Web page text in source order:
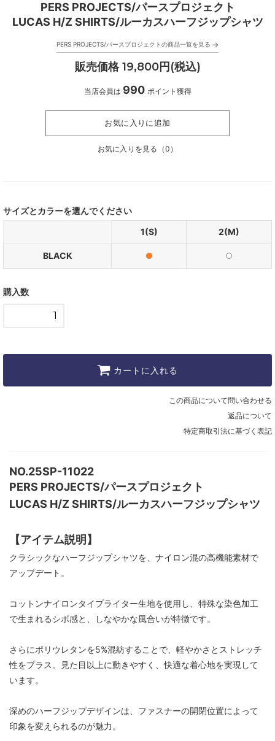
PERS PROJECTS/パースプロジェクト
LUCAS H/Z SHIRTS/ルーカスハーフジップシャツ
PERS PROJECTS/パースプロジェクトの商品一覧を見る →
販売価格 19,800円(税込)
当店会員は 990 ポイント獲得
お気に入りに追加
お気に入りを見る（0 ）
サイズとカラーを選んでください
1(S)
2(M)
BLACK
購入数
カートに入れる
この商品について問い合わせる
返品について
特定商取引法に基づく表記
NO.25SP-11022
PERS PROJECTS/パースプロジェクト
LUCAS H/Z SHIRTS/ルーカスハーフジップシャツ
【アイテム説明】
クラシックなハーフジップシャツを、ナイロン混の高機能素材で
アップデート。
コットンナイロンタイプライター生地を使用し、特殊な染色加工
で生まれるシボ感と、しなやかな風合いが特徴です。
さらにポリウレタンを5%混紡することで、軽やかさとストレッチ
性をプラス。見た目以上に動きやすく、快適な着心地を実現して
います。
深めのハーフジップデザインは、ファスナーの開閉位置によって
印象を変えられるのが魅力。